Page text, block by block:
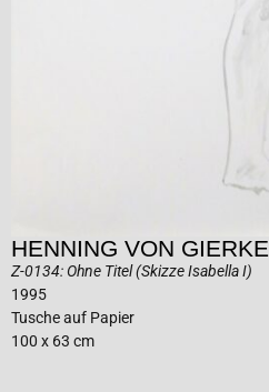
HENNING VON GIERKE
Z-0134: Ohne Titel (Skizze Isabella I)
1995
Tusche auf Papier
100 x 63 cm